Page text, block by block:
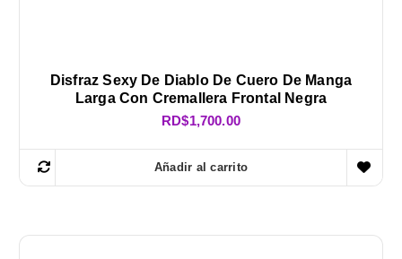
Disfraz Sexy De Diablo De Cuero De Manga
Larga Con Cremallera Frontal Negra
RD$1,700.00
Añadir al carrito